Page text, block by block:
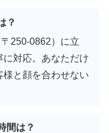
？
250-0862）に立
対応。あなただけ
と顔を合わせない
間は？